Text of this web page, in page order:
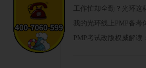
工作忙却全勤？光环这
我的光环线上PMP备考
PMP考试改版权威解